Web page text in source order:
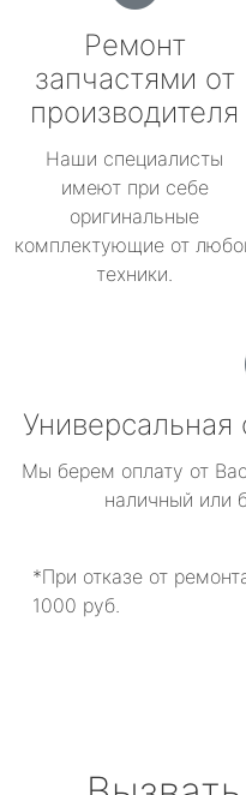
Ремонт
запчастями от
производителя
Наши специалисты
имеют при себе
оригинальные
комплектующие от
техники.
Универсальная
Мы берем оплату от
наличный или
*При отказе от
1000 руб.